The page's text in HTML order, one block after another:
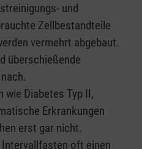
und
Zellbestandteile
vermehrt abgebaut.
überschießende
Diabetes Typ II,
Erkrankungen
erst gar nicht.
oft einen